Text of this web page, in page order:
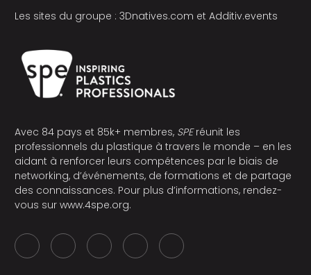
Les sites du groupe : 3Dnatives.com et Additiv.events
Avec 84 pays et 85k+ membres, SPEréunit les
professionnels du plastique à travers le monde – en les
aidant à renforcer leurs compétences par le biais de
networking, d’événements, de formations et de partage
des connaissances. Pour plus d’informations, rendez-
vous sur www.4spe.org.